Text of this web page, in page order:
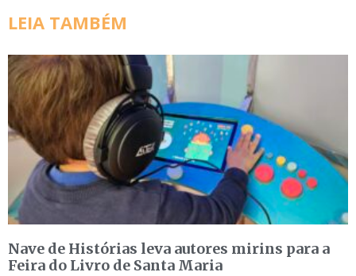
LEIA TAMBÉM
Nave de Histórias leva autores mirins para a
Feira do Livro de Santa Maria